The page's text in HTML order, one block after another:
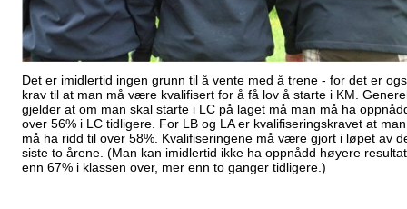
Det er imidlertid ingen grunn til å vente med å trene - for det er
krav til at man må være kvalifisert for å få lov å starte i KM.
gjelder at om man skal starte i LC på laget må man må ha
over 56% i LC tidligere. For LB og LA er kvalifiseringskravet at man
må ha ridd til over 58%. Kvalifiseringene må være gjort i løpet av
siste to årene. (Man kan imidlertid ikke ha oppnådd høyere resultat
enn 67% i klassen over, mer enn to ganger tidligere.)